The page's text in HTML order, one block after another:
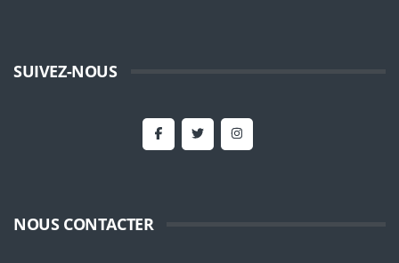
SUIVEZ-NOUS
NOUS CONTACTER